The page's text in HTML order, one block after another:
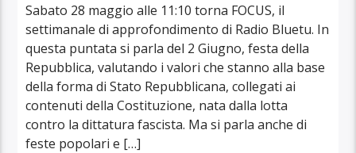
Sabato 28 maggio alle 11:10 torna FOCUS, il
settimanale di approfondimento di Radio Bluetu. In
questa puntata si parla del 2 Giugno, festa della
Repubblica, valutando i valori che stanno alla base
della forma di Stato Repubblicana, collegati ai
contenuti della Costituzione, nata dalla lotta
contro la dittatura fascista. Ma si parla anche di
feste popolari e […]